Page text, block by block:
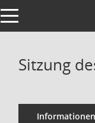
Toggle navigation
Sitzung
Informationen